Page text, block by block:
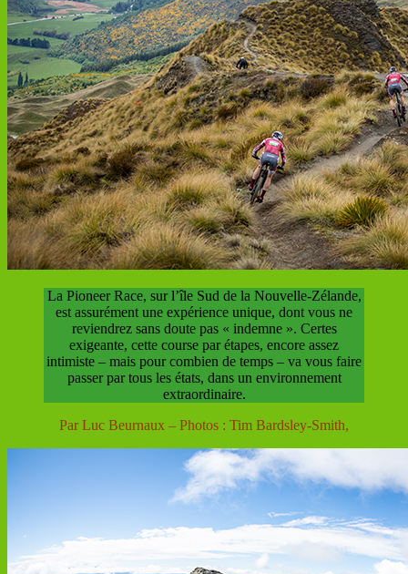
La Pioneer Race, sur l’île Sud de la Nouvelle-Zélande,
est assurément une expérience unique, dont vous ne
reviendrez sans doute pas « indemne ». Certes
exigeante, cette course par étapes, encore assez
intimiste – mais pour combien de temps – va vous faire
passer par tous les états, dans un environnement
extraordinaire.
Par Luc Beurnaux – Photos : Tim Bardsley-Smith,